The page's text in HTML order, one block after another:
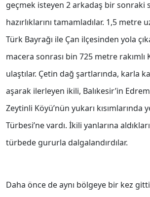
geçmek isteyen 2 arkadaş bir sonraki
hazırlıklarını tamamladılar. 1,5 metre
Türk Bayrağı ile Çan ilçesinden yola
macera sonrası bin 725 metre rakımlı
ulaştılar. Çetin dağ şartlarında, karla
aşarak ilerleyen ikili, Balıkesir’in
Zeytinli Köyü’nün yukarı kısımlarında
Türbesi’ne vardı. İkili yanlarına
türbede gururla dalgalandırdılar.
Daha önce de aynı bölgeye bir kez